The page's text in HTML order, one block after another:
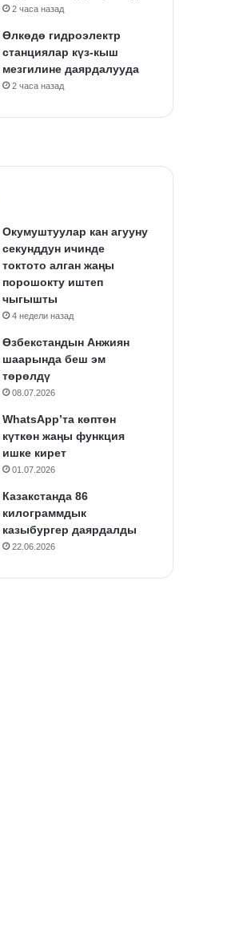
2 часа назад
Өлкөдө гидроэлектр
станциялар күз-кыш
мезгилине даярдалууда
2 часа назад
Окумуштуулар кан агууну
секунддун ичинде
токтото алган жаңы
порошокту иштеп
чыгышты
4 недели назад
Өзбекстандын Анжиян
шаарында беш эм
төрөлдү
08.07.2026
WhatsApp’та көптөн
күткөн жаңы функция
ишке кирет
01.07.2026
Казакстанда 86
килограммдык
казыбургер даярдалды
22.06.2026